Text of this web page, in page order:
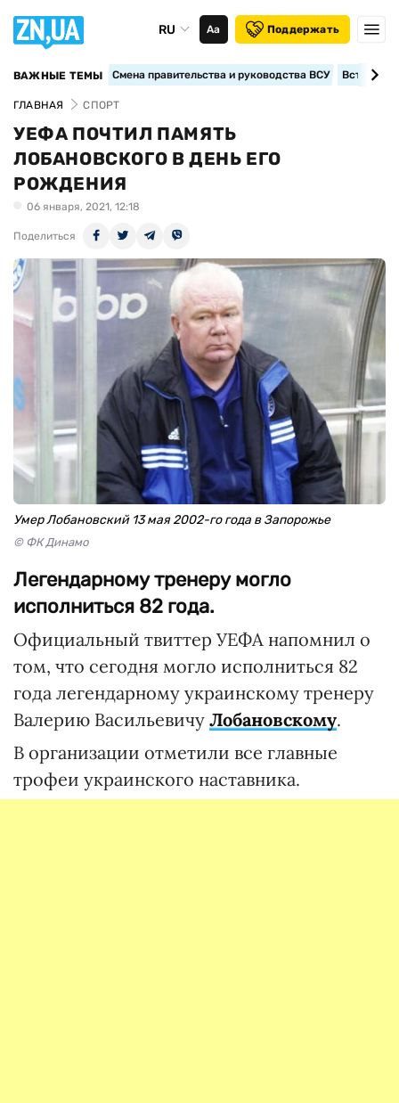
RU Аа Поддержать
ВАЖНЫЕ ТЕМЫ Смена правительства и руководства ВСУ
ГЛАВНАЯ СПОРТ
УЕФА ПОЧТИЛ ПАМЯТЬ
ЛОБАНОВСКОГО В ДЕНЬ ЕГО
РОЖДЕНИЯ
06 января, 2021, 12:18
Поделиться
Умер Лобановский 13 мая 2002-го года в Запорожье
© ФК Динамо
Легендарному тренеру могло
исполниться 82 года.
Официальный твиттер УЕФА напомнил о
том, что сегодня могло исполниться 82
года легендарному украинскому тренеру
Валерию Васильевичу Лобановскому.
В организации отметили все главные
трофеи украинского наставника.